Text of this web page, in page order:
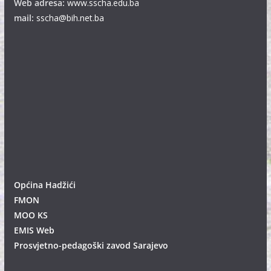
Web adresa: www.sscha.edu.ba
mail: sscha@bih.net.ba
Općina Hadžići
FMON
MOO KS
EMIS Web
Prosvjetno-pedagoški zavod Sarajevo